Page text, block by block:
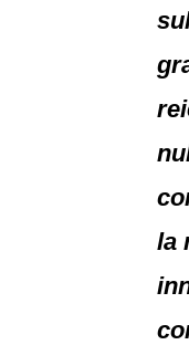
la